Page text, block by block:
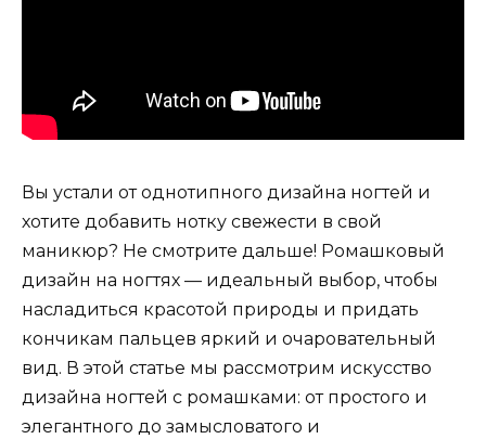
Вы устали от однотипного дизайна ногтей и
хотите добавить нотку свежести в свой
маникюр? Не смотрите дальше! Ромашковый
дизайн на ногтях — идеальный выбор, чтобы
насладиться красотой природы и придать
кончикам пальцев яркий и очаровательный
вид. В этой статье мы рассмотрим искусство
дизайна ногтей с ромашками: от простого и
элегантного до замысловатого и